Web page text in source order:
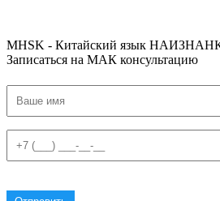
MHSK - Китайский язык
Записаться на МАК консультацию